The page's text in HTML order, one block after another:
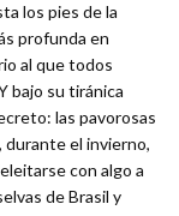
los pies de la
profunda en
al que todos
bajo su tiránica
las pavorosas
durante el invierno,
con algo a
de Brasil y